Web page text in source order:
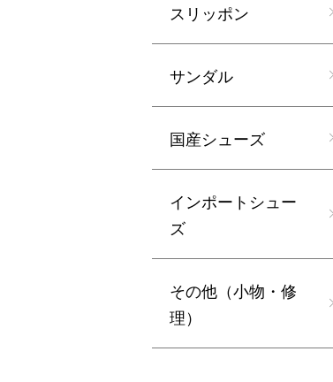
スリッポン
サンダル
国産シューズ
インポートシュー
ズ
その他（小物・修
理）